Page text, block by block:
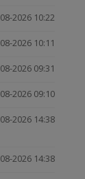
2026 10:22
2026 10:11
2026 09:31
2026 09:10
2026 14:38
2026 14:38